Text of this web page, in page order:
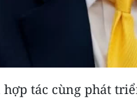
tác cùng phát